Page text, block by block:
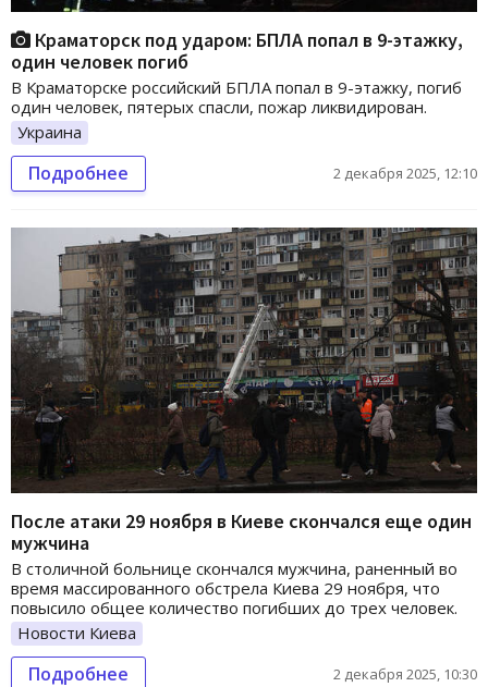
Краматорск под ударом: БПЛА попал в 9-этажку,
один человек погиб
В Краматорске российский БПЛА попал в 9-этажку, погиб
один человек, пятерых спасли, пожар ликвидирован.
Украина
Подробнее 2 декабря 2025, 12:10
После атаки 29 ноября в Киеве скончался еще один
мужчина
В столичной больнице скончался мужчина, раненный во
время массированного обстрела Киева 29 ноября, что
повысило общее количество погибших до трех человек.
Новости Киева
Подробнее 2 декабря 2025, 10:30